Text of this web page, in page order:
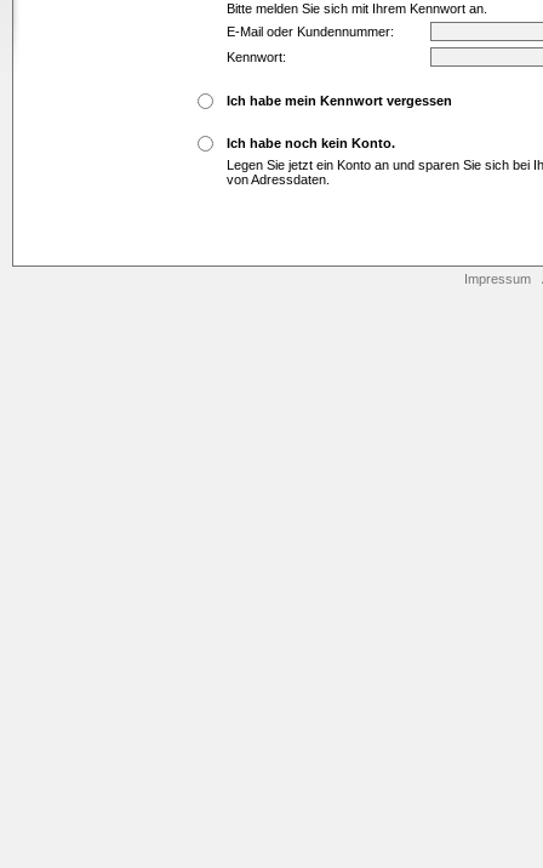
Bitte melden Sie sich mit Ihrem Kennwort an.
E-Mail oder Kundennummer:
Kennwort:
Ich habe mein Kennwort vergessen
Ich habe noch kein Konto.
Legen Sie jetzt ein Konto an und sparen Sie sich bei
von Adressdaten.
Impressum